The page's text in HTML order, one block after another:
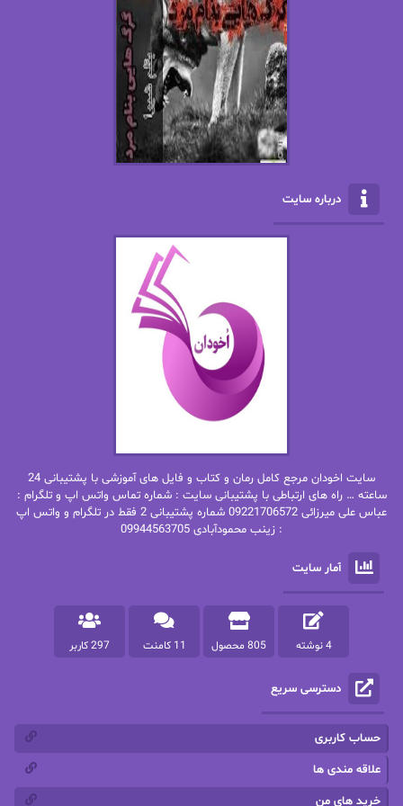
اکرم محمدی
الف صاد
الکساندر دوما
الناز پاکپور‌
الناز محمدی
امیر فرهی
باران
بهار سلطانی
بهاره شیرازی
بهاره.م
بیتا فرخی
پاتریشیا ویلسون پرتو فرهمند
پرستو اسحقی
پرستو مهاجر
پرهام رسولی
پروانه قدیمی پروانه محمدی
پریسا شکور(طوفان خاموش)
پنلوپه وارد
درباره سایت
سایت اخودان مرجع کامل رمان و کتاب و فایل های آموزشی با پشتیبانی 24
ساعته … راه های ارتباطی با پشتیبانی سایت : شماره تماس واتس اپ و تلگرام :
عباس علی میرزائی 09221706572 شماره پشتیبانی 2 فقط در تلگرام و واتس اپ
: زینب محمودآبادی 09944563705
آمار سایت
4 نوشته 805 محصول 11 کامنت 297 کاربر
دسترسی سریع
حساب کاربری
علاقه مندی ها
خرید های من